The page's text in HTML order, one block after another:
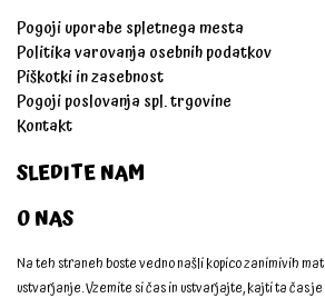
Pogoji uporabe spletnega mesta
Politika varovanja osebnih podatkov
Piškotki in zasebnost
Pogoji poslovanja spl. trgovine
Kontakt
SLEDITE NAM
O NAS
Na teh straneh boste vedno našli kopico zanimivih
ustvarjanje. Vzemite si čas in ustvarjajte, kajti ta čas